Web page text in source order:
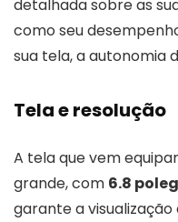
detalhada sobre as
como seu
sua tela, a autonomia
Tela e resolução
A tela que vem
grande, com 6.8
garante a